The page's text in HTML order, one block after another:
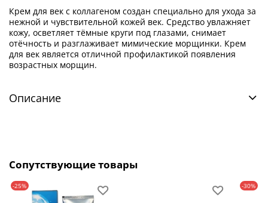
Крем для век с коллагеном создан специально для ухода за
нежной и чувствительной кожей век. Средство увлажняет
кожу, осветляет тёмные круги под глазами, снимает
отёчность и разглаживает мимические морщинки. Крем
для век является отличной профилактикой появления
возрастных морщин.
Описание
Сопутствующие товары
-25% -30%